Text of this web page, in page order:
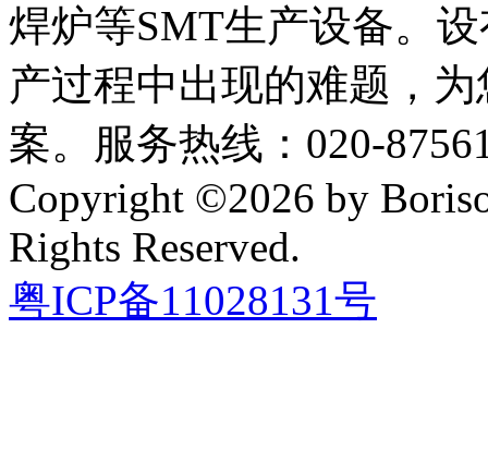
焊炉等SMT生产设备。
产过程中出现的难题，
案。服务热线：020-
Copyright ©2026 by
Rights Reserved.
粤ICP备11028131号